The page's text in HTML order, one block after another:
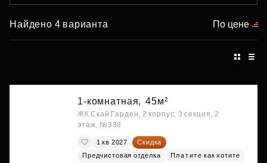
Найдено 4 варианта По цене
1-комнатная, 45м²
ЖК Скай Гарден, 2 корпус, 3 секция, 2
этаж, №338
1 кв 2027
Скидка
Предчистовая отделка
Платите как хотите